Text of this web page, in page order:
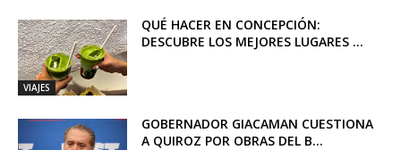
VIAJES
QUÉ HACER EN CONCEPCIÓN:
DESCUBRE LOS MEJORES LUGARES ...
GOBERNADOR GIACAMAN CUESTIONA
A QUIROZ POR OBRAS DEL B...